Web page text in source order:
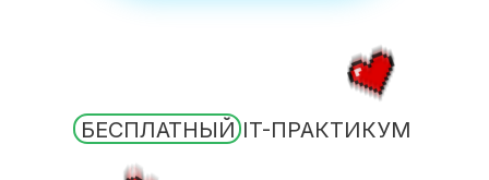
БЕСПЛАТНЫЙ IT-ПРАКТИКУМ